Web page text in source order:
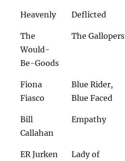
Heavenly Deflicted
The
Would-
Be-Goods
The Gallopers
Fiona
Fiasco
Blue Rider,
Blue Faced
Bill
Callahan
Empathy
ER Jurken
Lady of